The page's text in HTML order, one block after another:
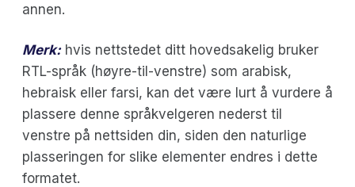
annen.
Merk:hvis nettstedet ditt hovedsakelig bruker
RTL-språk (høyre-til-venstre) som arabisk,
hebraisk eller farsi, kan det være lurt å vurdere å
plassere denne språkvelgeren nederst til
venstre på nettsiden din, siden den naturlige
plasseringen for slike elementer endres i dette
formatet.